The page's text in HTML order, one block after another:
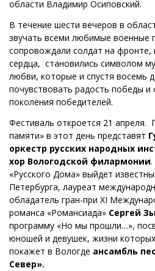
области Владимир Осиповский.
В течение шести вечеров в
звучать всеми любимые военные
сопровождали солдат на фронте,
сердца, становились символом
любви, которые и спустя восемь
почувствовать радость победы и
поколения победителей.
Фестиваль откроется 21 апреля.
памяти» в этот день представят
оркестр русских народных
хор Вологодской филармонии.
«Русского Дома» выйдет
Петербурга, лауреат
обладатель гран-при XI
романса «Романсиада» Сергей
программу «Но мы прошли…»,
юношей и девушек, жизни
покажет в Вологде ансамбль
Север».